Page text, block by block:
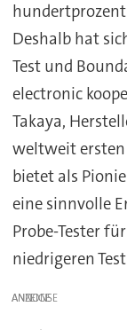
Deshalb hat
Test und
electronic
Takaya,
weltweit ersten
bietet als
eine sinnvolle
Probe-Tester
niedrigeren
ANZEIGE